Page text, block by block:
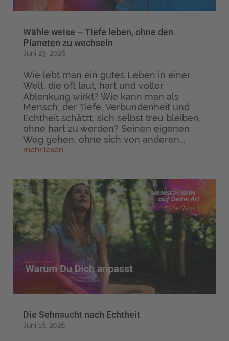
Wähle weise – Tiefe leben, ohne den
Planeten zu wechseln
Juni 23, 2026
Wie lebt man ein gutes Leben in einer
Welt, die oft laut, hart und voller
Ablenkung wirkt? Wie kann man als
Mensch, der Tiefe, Verbundenheit und
Echtheit schätzt, sich selbst treu bleiben,
ohne hart zu werden? Seinen eigenen
Weg gehen, ohne sich von anderen...
mehr lesen
Die Sehnsucht nach Echtheit
Juni 16, 2026